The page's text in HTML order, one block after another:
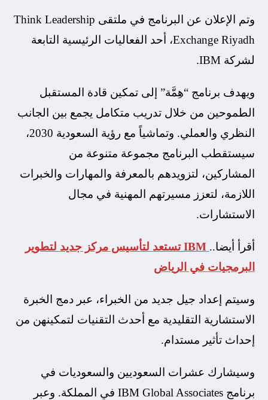
وتم الإعلان عن البرنامج في ملتقى Think Leadership
Exchange Riyadh، أحد الفعاليات الرئيسية التابعة
لشركة IBM.
ويهدف برنامج “هِمَّة” إلى تمكين قادة المستقبل
الطموحين من خلال تدريب متكامل يجمع بين الجانب
النظري والعملي. وتماشياً مع رؤية السعودية 2030،
سيستقطب البرنامج مجموعة متنوعة من
المشاركين، لتزويدهم بالمعرفة والمهارات والخبرات
اللازمة، لتعزز مسيرتهم المهنية في مجال
الاستشارات.
أقرأ أيضا..
IBM تستعد لتأسيس مركز جديد لتطوير
البرمجيات في الرياض
وسيتم إعداد جيل جديد من الخبراء، عبر دمج الخبرة
الاستشارية التقليدية مع أحدث التقنيات لتمكينهن من
إحداث تأثير مستدام.
وسيشارك عشرات السعوديين والسعوديات في
برنامج IBM Global Associates في المملكة. وعبر